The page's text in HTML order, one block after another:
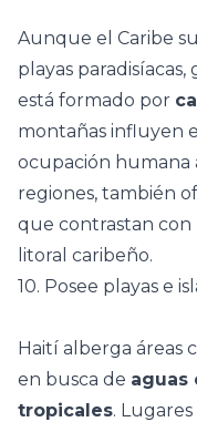
Aunque el Caribe
playas paradisíacas,
está formado por
montañas influyen
ocupación humana
regiones, también
que contrastan con
litoral caribeño.
10. Posee playas e
Haití alberga áreas
en busca de aguas
tropicales.